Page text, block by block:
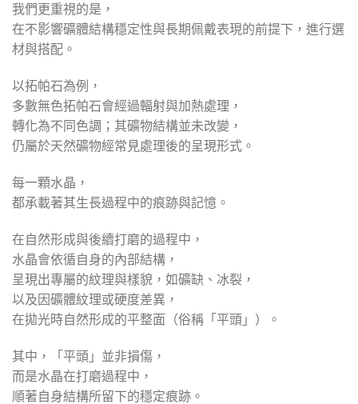
我們更重視的是，
在不影響礦體結構穩定性與長期佩戴表現的前提下，進行選
材與搭配。
以拓帕石為例，
多數無色拓帕石會經過輻射與加熱處理，
轉化為不同色調；其礦物結構並未改變，
仍屬於天然礦物經常見處理後的呈現形式。
每一顆水晶，
都承載著其生長過程中的痕跡與記憶。
在自然形成與後續打磨的過程中，
水晶會依循自身的內部結構，
呈現出專屬的紋理與樣貌，如礦缺、冰裂，
以及因礦體紋理或硬度差異，
在拋光時自然形成的平整面（俗稱「平頭」）。
其中，「平頭」並非損傷，
而是水晶在打磨過程中，
順著自身結構所留下的穩定痕跡。